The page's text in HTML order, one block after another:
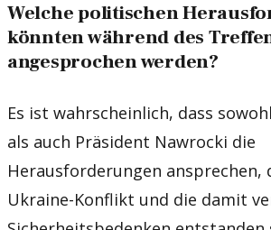
Welche politischen
könnten während des
angesprochen werden?
Es ist wahrscheinlich, dass
als auch Präsident Nawrocki die
Herausforderungen ansprechen,
Ukraine-Konflikt und die damit